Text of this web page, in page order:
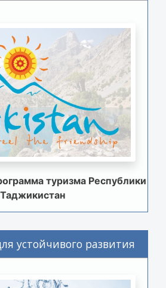
туризма Республики
Таджикистан
устойчивого развития